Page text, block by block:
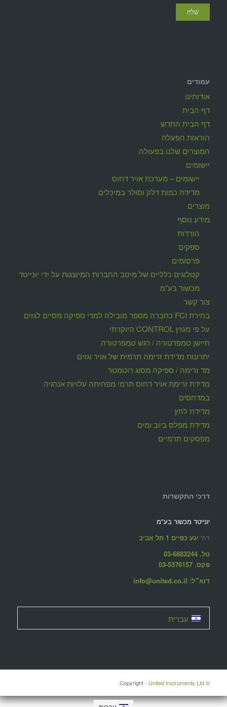
עמודים
אודותינו
דף הבית
דף הבית החדש
הוראות הפעלה
המוצרים שלנו בפעולה
יישומים
יישומים – מערכת אויר דחוס
מדידת כמות דלק וסולר במיכלים
מוצרים
מידע נוסף
הורדות
ספקים
פרסומים
קטלוגים כלליים של מיטב החברות המיוצגות על ידי יונייטד
מכשור בע"מ
צור קשר
בחירת FCI כחברה מספר מובילה למדי ספיקה מסיים לגזים
על פי מגזין CONTROL היוקרתי
חיישן טמפרטורה / רגש טמפרטורה
יתרונות מדידת זרימה תרמית של אויר וגזים
מד זרימה / ספיקה מסוג רוטמטר
מדידת זרימת אויר דחוס תרמי מפחיתה עלויות אנרגיה
במדחסים
מדידת לחץ
מדידת מפלס ביוב ומים
מפסקים תרמיים
דרכי התקשרות
יונייטד מכשור בע"מ
רח' יגע כפיים 1 תל אביב
טל. 03-6883244
פקס. 03-5376157
דוא״ל: info@united.co.il
עברית
© ‫Copyright -
United Instruments Ltd.